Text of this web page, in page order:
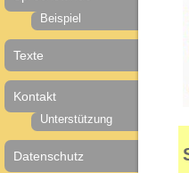
Beispiel
Texte
Kontakt
Unterstützung
Datenschutz